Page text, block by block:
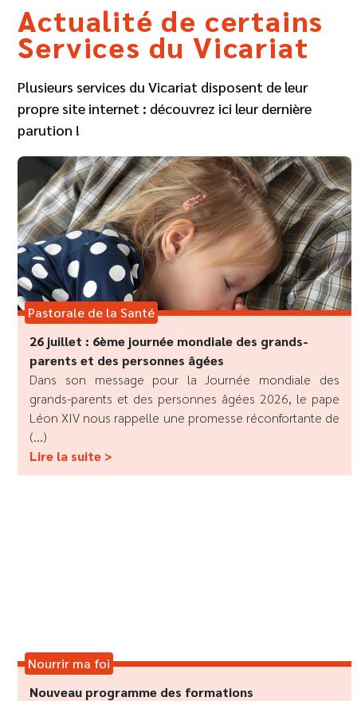
Actualité de certains
Services du Vicariat
Plusieurs services du Vicariat disposent de leur
propre site internet : découvrez ici leur dernière
parution !
Pastorale de la Santé
26 juillet : 6ème journée mondiale des grands-
parents et des personnes âgées
Dans son message pour la Journée mondiale des
grands-parents et des personnes âgées 2026, le pape
Léon XIV nous rappelle une promesse réconfortante de
(...)
Lire la suite >
Nourrir ma foi
Nouveau programme des formations